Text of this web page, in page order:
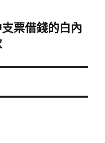
票借錢的白內